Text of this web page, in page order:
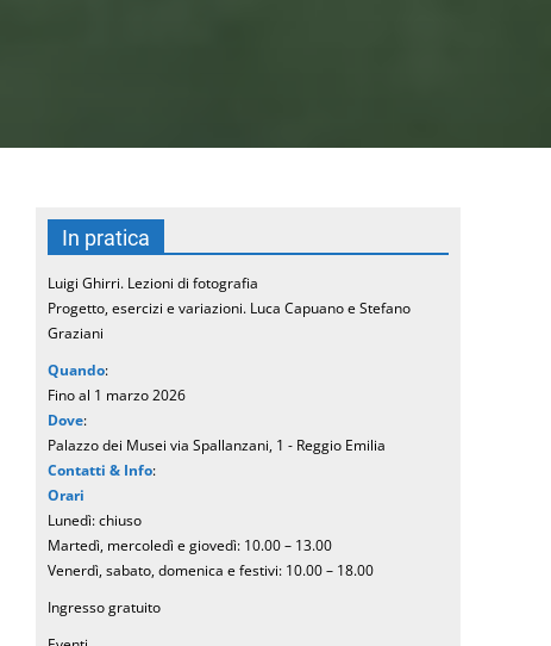
In pratica
Luigi Ghirri. Lezioni di fotografia
Progetto, esercizi e variazioni. Luca Capuano e Stefano
Graziani
Quando:
Fino al 1 marzo 2026
Dove:
Palazzo dei Musei via Spallanzani, 1 - Reggio Emilia
Contatti & Info:
Orari
Lunedì: chiuso
Martedì, mercoledì e giovedì: 10.00 – 13.00
Venerdì, sabato, domenica e festivi: 10.00 – 18.00
Ingresso gratuito